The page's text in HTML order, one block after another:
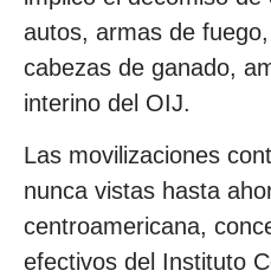
autos, armas de
cabezas de ganado,
interino del OIJ.
Las movilizaciones
nunca vistas hasta
centroamericana,
efectivos del Instituto